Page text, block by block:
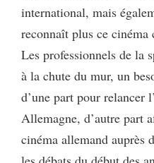
international, mais
reconnaît plus ce
Les professionnels de la
à la chute du mur, un
d’une part pour relancer
Allemagne, d’autre part
cinéma allemand auprès